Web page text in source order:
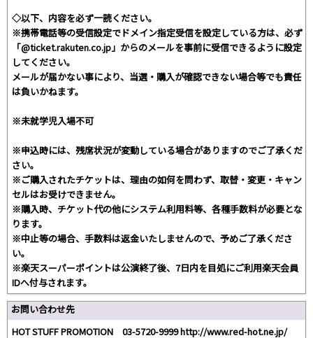
◇以下、内容を必ず一読ください。
※携帯電話等の受信設定でドメイン指定受信を設定している方は、必ず
「@ticket.rakuten.co.jp」からのメールを事前に受信できるように設定
してください。
メールが届かない事により、当選・購入が確認できない場合等でも責任
は負いかねます。
※未就学児入場不可
※申込時には、残席状況が変動している場合がありますのでご了承くだ
さい。
※ご購入されたチケットは、理由の如何を問わず、取替・変更・キャン
セルはお受けできません。
※購入時、チケット代の他にシステム利用料等、各種手数料が必要とな
ります。
※中止等の場合、手数料は返金いたしませんので、予めご了承くださ
い。
※楽天スーパーポイントは公演終了後、7日内を目処にご利用楽天会員
IDへ付与されます。
お問い合わせ先
HOT STUFF PROMOTION 03-5720-9999 http://www.red-hot.ne.jp/